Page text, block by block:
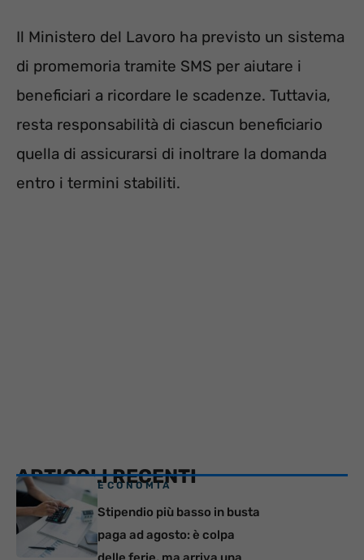
Il Ministero del Lavoro ha previsto un sistema
di promemoria tramite SMS per aiutare i
beneficiari a ricordare le scadenze. Tuttavia,
resta responsabilità di ciascun beneficiario
quella di assicurarsi di inoltrare la domanda
entro i termini stabiliti.
ARTICOLI RECENTI
ECONOMIA
Stipendio più basso in busta
paga ad agosto: è colpa